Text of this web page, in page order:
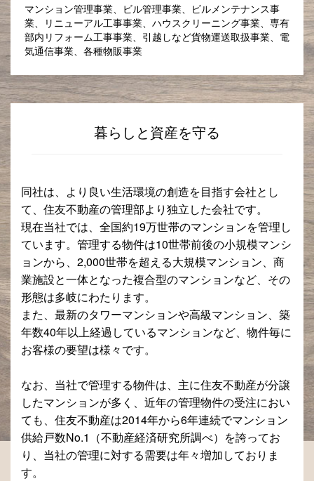
マンション管理事業、ビル管理事業、ビルメンテナンス事
業、リニューアル工事事業、ハウスクリーニング事業、専有
部内リフォーム工事事業、引越しなど貨物運送取扱事業、電
気通信事業、各種物販事業
暮らしと資産を守る
同社は、より良い生活環境の創造を目指す会社とし
て、住友不動産の管理部より独立した会社です。
現在当社では、全国約19万世帯のマンションを管理し
ています。管理する物件は10世帯前後の小規模マンシ
ョンから、2,000世帯を超える大規模マンション、商
業施設と一体となった複合型のマンションなど、その
形態は多岐にわたります。
また、最新のタワーマンションや高級マンション、築
年数40年以上経過しているマンションなど、物件毎に
お客様の要望は様々です。
なお、当社で管理する物件は、主に住友不動産が分譲
したマンションが多く、近年の管理物件の受注におい
ても、住友不動産は2014年から6年連続でマンション
供給戸数No.1（不動産経済研究所調べ）を誇ってお
り、当社の管理に対する需要は年々増加しておりま
す。